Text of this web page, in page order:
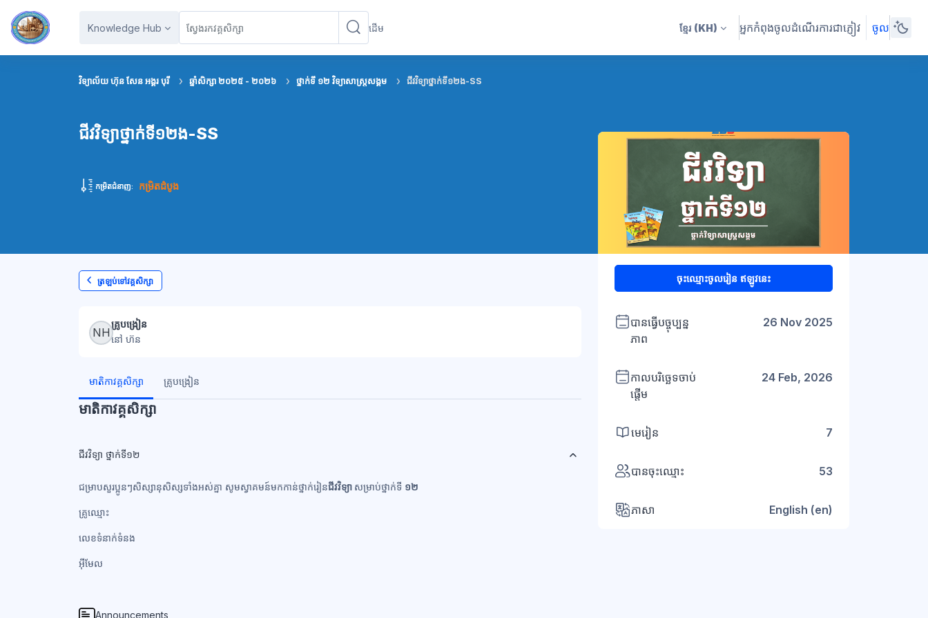
រំលងទៅកាន់មាតិកាមេ
Knowledge Hub
ស្វែងរកវគ្គសិក្សា
ដើម ខ្មែរ (KH) អ្នកកំពុងចូលដំណើរការជាភ្ញៀវ ចូល
វិទ្យាល័យ ហ៊ុន សែន អង្គរ បុរី ឆ្នាំសិក្សា ២០២៥ - ២០២៦ ថ្នាក់ទី ១២ វិទ្យាសាស្រ្តសង្គម ជីវវិទ្យាថ្នាក់ទី១២ង-SS
ជីវវិទ្យាថ្នាក់ទី១២ង-SS
កម្រិតជំនាញ: កម្រិតដំបូង
ត្រឡប់ទៅវគ្គសិក្សា
ប្លុក
NH
គ្រូបង្រៀន
នៅ ហ៊ន
ចុះឈ្មោះចូលរៀន ឥឡូវនេះ
បានធ្វើបច្ចុប្បន្ន
ភាព
26 Nov 2025
កាលបរិច្ឆេទចាប់
ផ្តើម
24 Feb, 2026
មេរៀន 7
បានចុះឈ្មោះ 53
ភាសា English ‎(en)‎
មាតិកាវគ្គសិក្សា គ្រូបង្រៀន
មាតិកាវគ្គសិក្សា
ជីវវិទ្យា ថ្នាក់ទី១២
ជម្រាបសួរប្អូនៗសិស្សានុសិស្សទាំងអស់គ្នា សូមស្វាគមន៍មកកាន់ថ្នាក់រៀនជីវវិទ្យា សម្រាប់ថ្នាក់ទី ១២
គ្រូឈ្មោះ
លេខទំនាក់ទំនង​
អ៊ីមែល
Announcements